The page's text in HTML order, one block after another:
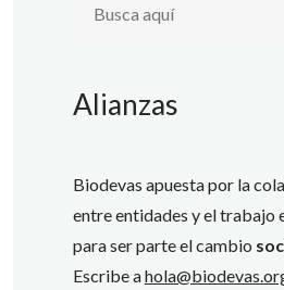
Alianzas
Biodevas apuesta por la
entre entidades y el trabajo
para ser parte el cambio
Escribe a